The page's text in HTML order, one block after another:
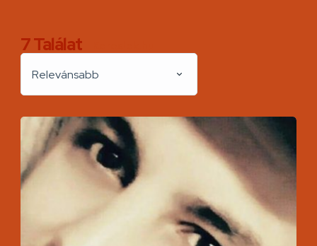
7Találat
Relevánsabb